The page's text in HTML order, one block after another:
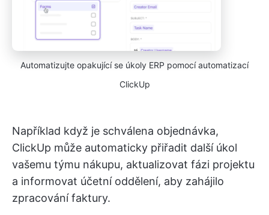
Automatizujte opakující se úkoly ERP pomocí automatizací
ClickUp
Například když je schválena objednávka,
ClickUp může automaticky přiřadit další úkol
vašemu týmu nákupu, aktualizovat fázi projektu
a informovat účetní oddělení, aby zahájilo
zpracování faktury.